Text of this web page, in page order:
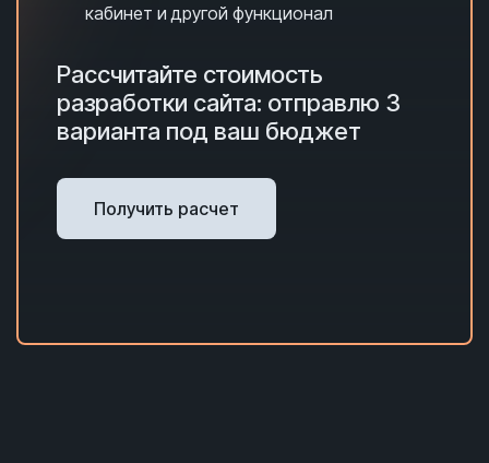
кабинет и другой функционал
Рассчитайте стоимость
разработки сайта: отправлю 3
варианта под ваш бюджет
Получить расчет